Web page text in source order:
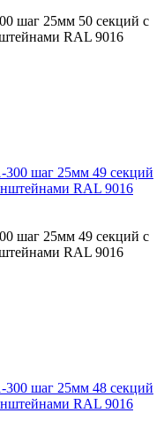
шаг 25мм 50 секций с
RAL 9016
шаг 25мм 49 секций с
RAL 9016